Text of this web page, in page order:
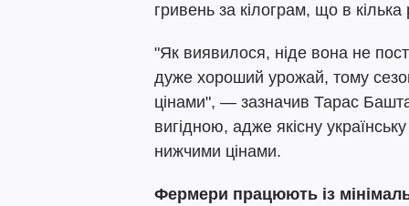
гривень за кілограм, що в
"Як виявилося, ніде вона не
дуже хороший урожай, тому
цінами", — зазначив Тарас
вигідною, адже якісну
нижчими цінами.
Фермери працюють із